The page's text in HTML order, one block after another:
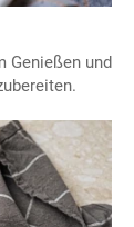
Genießen und